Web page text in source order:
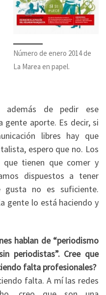
Número de enero 2014 de
La Marea en papel.
además de pedir ese
gente aporte. Es decir, si
libres hay que
espero que no. Los
que tienen que comer y
dispuestos a tener
gusta no es suficiente.
gente lo está haciendo y
hablan de “periodismo
periodistas”. Cree que
falta profesionales?
falta. A mí las redes